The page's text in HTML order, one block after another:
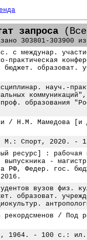
запроса(Все
303801-303900
с междунар.
практическая
образоват.
науч.-
образования
/ Н.М.
- М.: Спорт, 2020. -
ресурс] :
выпускника -
Федер. гос.
вузов
рекордсменов /
1964. - 100 с.: ил.